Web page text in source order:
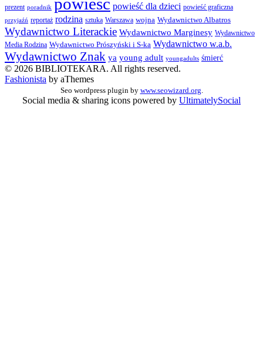
prezent poradnik powieść dla dzieci powieść graficzna
przyjaźń reportaż rodzina sztuka Warszawa wojna Wydawnictwo Albatros
Wydawnictwo Literackie Wydawnictwo Marginesy Wydawnictwo
Media Rodzina Wydawnictwo Prószyński i S-ka Wydawnictwo w.a.b.
Wydawnictwo Znak ya young adult youngadults śmierć
© 2026 BIBLIOTEKARA. All rights reserved.
Fashionista by aThemes
Seo wordpress plugin by www.seowizard.org
Social media & sharing icons powered by UltimatelySocial